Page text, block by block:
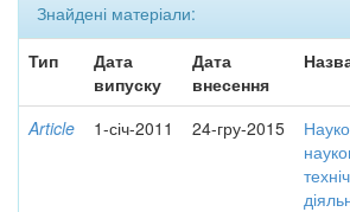
Знайдені матеріали:
Тип
Дата
випуску
Дата
внесення
Article 1-січ-2011 24-гру-2015